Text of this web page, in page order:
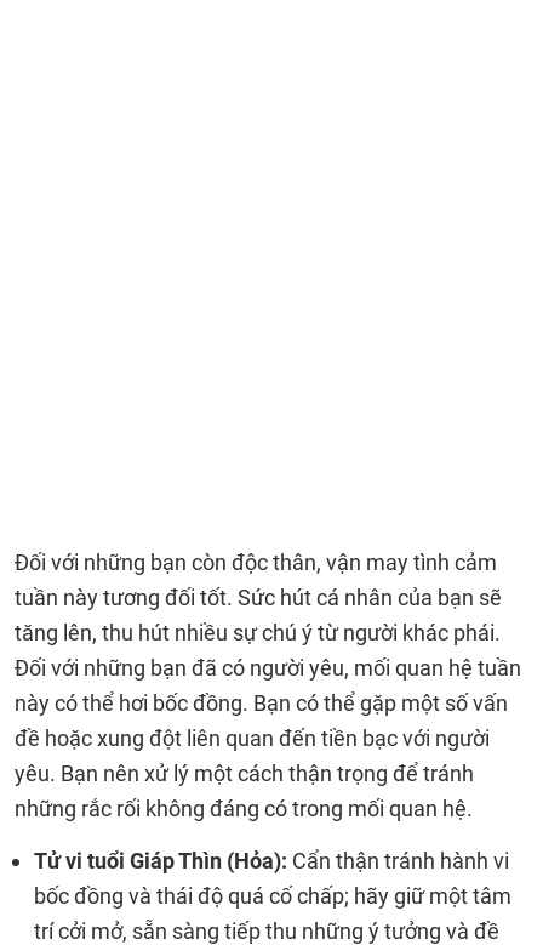
Đối với những bạn còn độc thân, vận may tình cảm
tuần này tương đối tốt. Sức hút cá nhân của bạn sẽ
tăng lên, thu hút nhiều sự chú ý từ người khác phái.
Đối với những bạn đã có người yêu, mối quan hệ tuần
này có thể hơi bốc đồng. Bạn có thể gặp một số vấn
đề hoặc xung đột liên quan đến tiền bạc với người
yêu. Bạn nên xử lý một cách thận trọng để tránh
những rắc rối không đáng có trong mối quan hệ.
Tử vi tuổi Giáp Thìn (Hỏa): Cẩn thận tránh hành vi
bốc đồng và thái độ quá cố chấp; hãy giữ một tâm
trí cởi mở, sẵn sàng tiếp thu những ý tưởng và đề